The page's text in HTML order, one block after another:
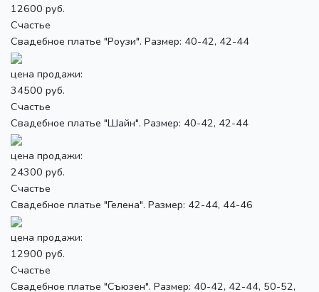
12600 руб.
Счастье
Свадебное платье "Роузи". Размер: 40-42, 42-44
цена продажи:
34500 руб.
Счастье
Свадебное платье "Шайн". Размер: 40-42, 42-44
цена продажи:
24300 руб.
Счастье
Свадебное платье "Гелена". Размер: 42-44, 44-46
цена продажи:
12900 руб.
Счастье
Свадебное платье "Съюзен". Размер: 40-42, 42-44, 50-52,